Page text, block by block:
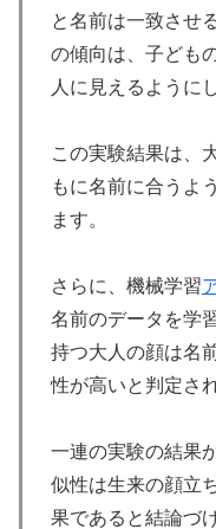
と名前は一致させ
の傾向は、子ども
人に見えるように
この実験結果は、
もに名前に合うよ
ます。
さらに、機械学習
名前のデータを学
持つ大人の顔は名
性が高いと判定さ
一連の実験の結果
似性は生来の顔立
果であると結論づ